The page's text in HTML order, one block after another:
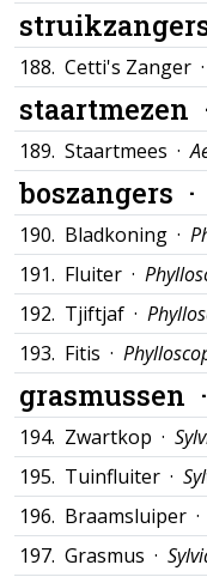
188. Cetti's Zanger ·
staartmezen
189. Staartmees ·
boszangers ·
190. Bladkoning ·
191. Fluiter ·
192. Tjiftjaf ·
193. Fitis ·
grasmussen ·
194. Zwartkop ·
195. Tuinfluiter ·
196. Braamsluiper ·
197. Grasmus ·